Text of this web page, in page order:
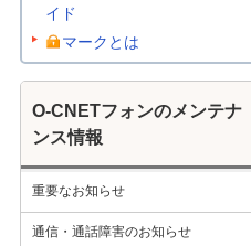
イド
マークとは
O-CNETフォンのメンテナ
ンス情報
重要なお知らせ
通信・通話障害のお知らせ